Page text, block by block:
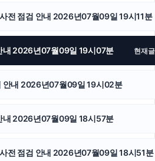
동대문구하수구막힘
부산흥신소
전 점검 안내 2026년07월09일 19시11분
내 2026년07월09일 19시07분 현재글
안내 2026년07월09일 19시02분
내 2026년07월09일 18시57분
전 점검 안내 2026년07월09일 18시51분